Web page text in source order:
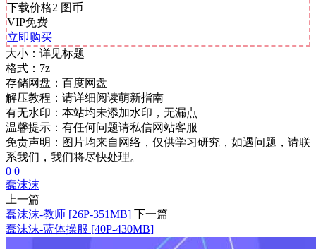
下载价格2 图币
VIP免费
立即购买
大小： 详见标题
格式： 7z
存储网盘： 百度网盘
解压教程： 请详细阅读萌新指南
有无水印： 本站均未添加水印，无漏点
温馨提示： 有任何问题请私信网站客服
免责声明：图片均来自网络，仅供学习研究，如遇问题，请联
系我们，我们将尽快处理。
0 0
蠢沫沫
上一篇
蠢沫沫-教师 [26P-351MB] 下一篇
蠢沫沫-蓝体操服 [40P-430MB]